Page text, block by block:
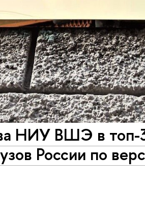
НИУ ВШЭ в топ-
России по